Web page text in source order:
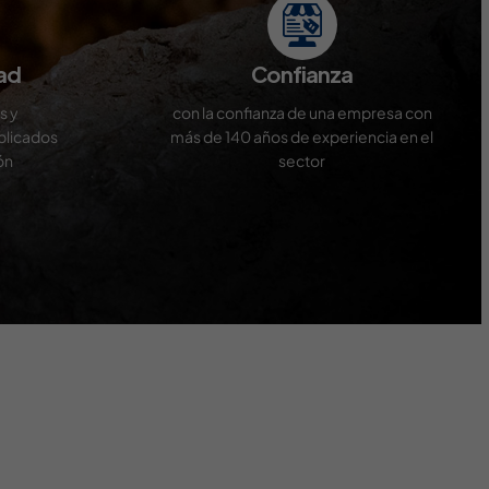
y
Confianza
con la confianza de una empresa con
más de 140 años de experiencia en el
sector